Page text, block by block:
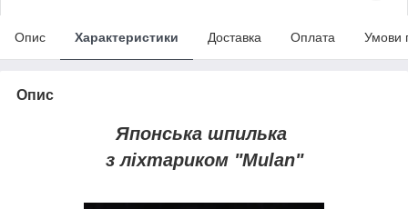
Опис Характеристики Доставка Оплата Умови
Опис
Японська шпилька
з ліхтариком "Mulan"